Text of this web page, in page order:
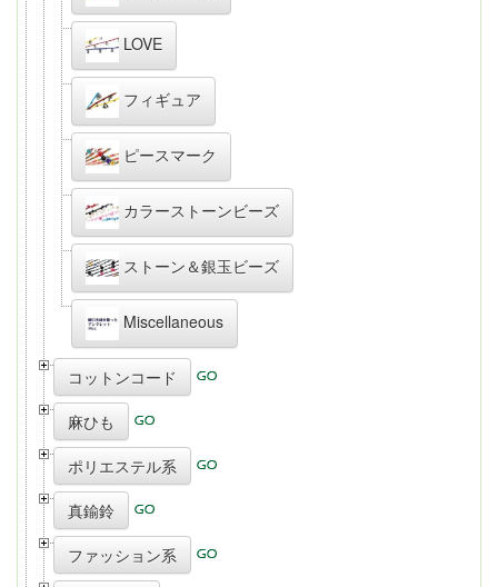
LOVE
フィギュア
ピースマーク
カラーストーンビーズ
ストーン＆銀玉ビーズ
Miscellaneous
コットンコード
麻ひも
ポリエステル系
真鍮鈴
ファッション系